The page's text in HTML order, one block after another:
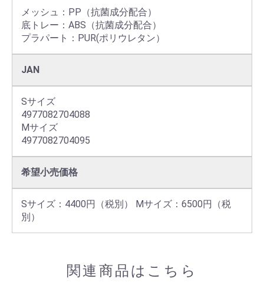
メッシュ：PP（抗菌成分配合）
底トレー：ABS（抗菌成分配合）
プラパート：PUR(ポリウレタン）
JAN
Sサイズ
4977082704088
Mサイズ
4977082704095
希望小売価格
Sサイズ：4400円（税別） Mサイズ：6500円（税
別）
関連商品はこちら